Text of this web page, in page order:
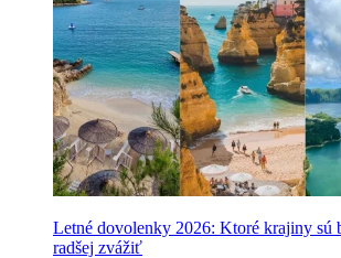
Letné dovolenky 2026: Ktoré krajiny sú
radšej zvážiť